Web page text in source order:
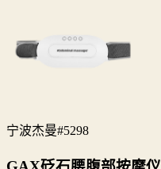
宁波杰曼#5298